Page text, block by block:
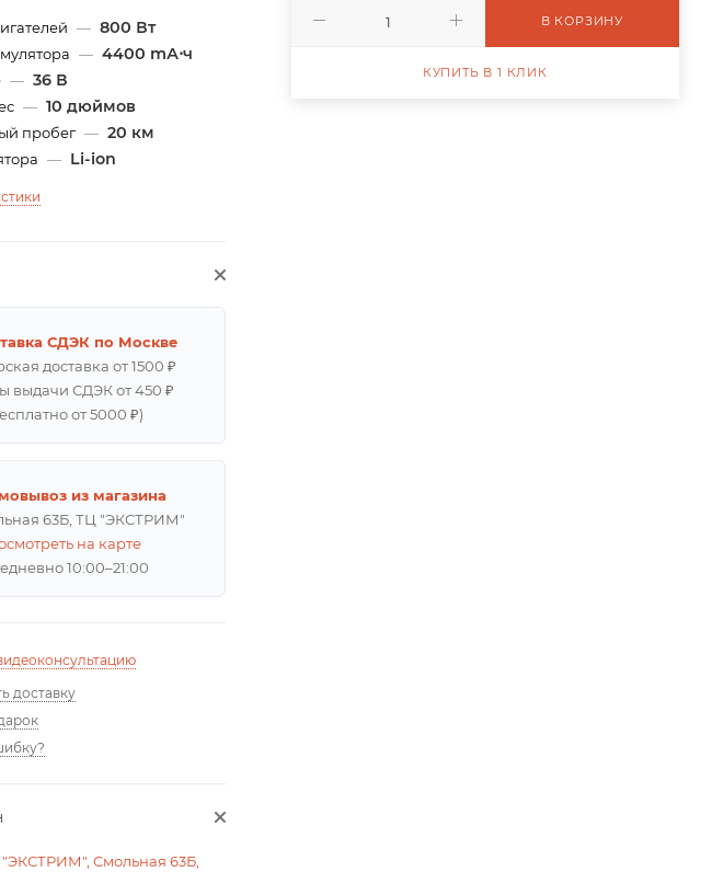
— 800 Вт
— 4400 mА⋅ч
— 36 В
— 10 дюймов
пробег — 20 км
— Li-ion
СДЭК по Москве
доставка от 1500 ₽
выдачи СДЭК от 450 ₽
от 5000 ₽)
из магазина
63Б, ТЦ "ЭКСТРИМ"
на карте
10:00–21:00
доставку
"ЭКСТРИМ", Смольная 63Б,
В КОРЗИНУ
КУПИТЬ В 1 КЛИК